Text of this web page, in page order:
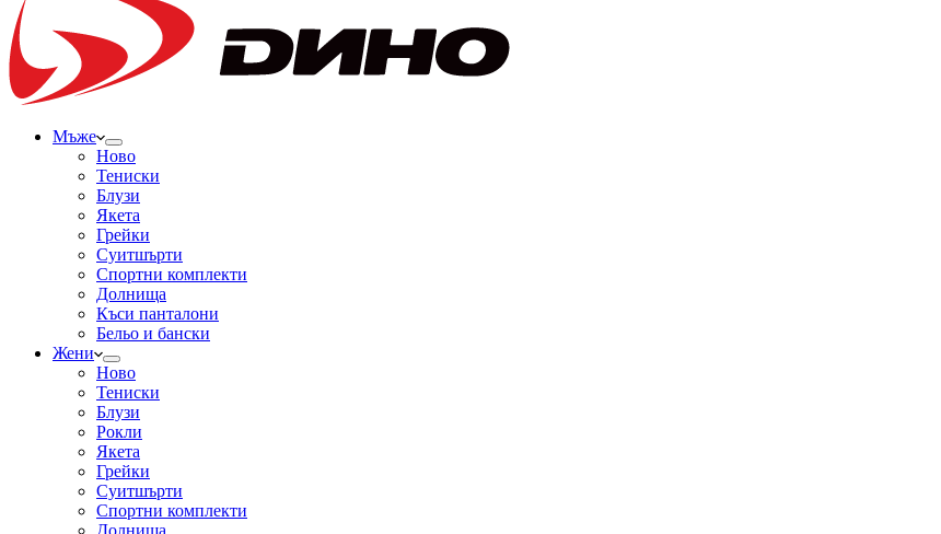
Мъже
Ново
Тениски
Блузи
Якета
Грейки
Суитшърти
Спортни комплекти
Долнища
Къси панталони
Бельо и бански
Жени
Ново
Тениски
Блузи
Рокли
Якета
Грейки
Суитшърти
Спортни комплекти
Долнища